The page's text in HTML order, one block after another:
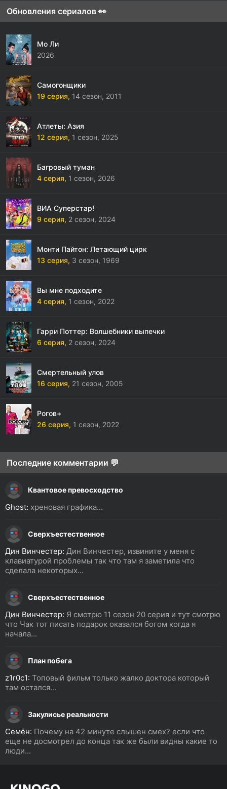
Обновления сериалов 👀
Мо Ли
2026
Самогонщики
19 серия, 14 сезон, 2011
Атлеты: Азия
12 серия, 1 сезон, 2025
Багровый туман
4 серия, 1 сезон, 2026
ВИА Суперстар!
9 серия, 2 сезон, 2024
Монти Пайтон: Летающий цирк
13 серия, 3 сезон, 1969
Вы мне подходите
4 серия, 1 сезон, 2022
Гарри Поттер: Волшебники выпечки
6 серия, 2 сезон, 2024
Смертельный улов
16 серия, 21 сезон, 2005
Рогов+
26 серия, 1 сезон, 2022
Последние комментарии 💬
Квантовое превосходство
Ghost: хреновая графика...
Сверхъестественное
Дин Винчестер: Дин Винчестер, извините у меня с
клавиатурой проблемы так что там я заметила что
сделала некоторых...
Сверхъестественное
Дин Винчестер: Я смотрю 11 сезон 20 серия и тут смотрю
что Чак тот писать подарок оказался богом когда я
начала...
План побега
z1r0c1: Топовый фильм только жалко доктора который
там остался...
Закулисье реальности
Семён: Почему на 42 минуте слышен смех? если что
еще не досмотрел до конца так же были видны какие то
люди...